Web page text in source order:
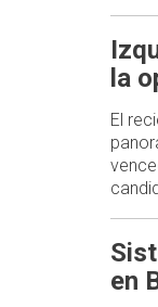
la
El
en